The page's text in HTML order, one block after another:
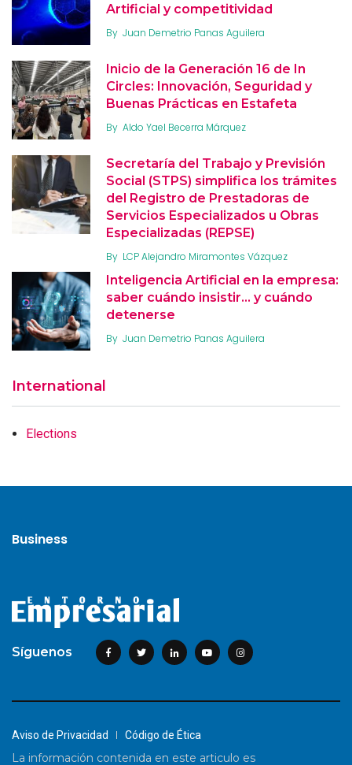
Artificial y competitividad
By Juan Demetrio Panas Aguilera
Inicio de la Generación 16 de In
Circles: Innovación, Seguridad y
Buenas Prácticas en Estafeta
By Aldo Yael Becerra Márquez
Secretaría del Trabajo y Previsión
Social (STPS) simplifica los trámites
del Registro de Prestadoras de
Servicios Especializados u Obras
Especializadas (REPSE)
By LCP Alejandro Miramontes Vázquez
Inteligencia Artificial en la empresa:
saber cuándo insistir… y cuándo
detenerse
By Juan Demetrio Panas Aguilera
International
Elections
Business
Síguenos
Aviso de Privacidad Código de Ética
La información contenida en este articulo es